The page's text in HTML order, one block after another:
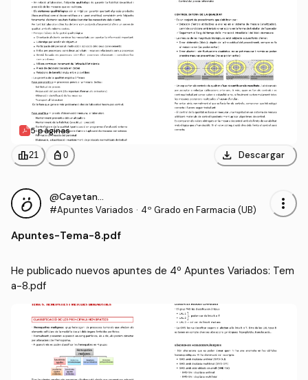
5 páginas
leaderboard21 personal_bag 0 download Descargar
@CayetanaIgM
#Apuntes Variados · 4º Grado en Farmacia (UB) more_vert
Apuntes-Tema-8.pdf
He publicado nuevos apuntes de 4º Apuntes Variados: Tem
a-8.pdf